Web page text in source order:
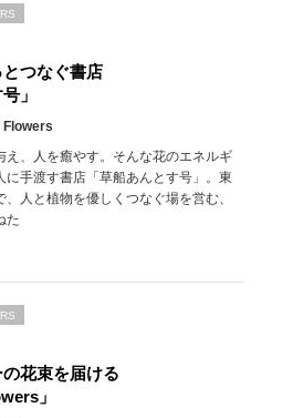
つなぐ書店
」
Flowers
え、人を癒やす。そんな花のエネルギ
に手渡す書店「草船あんとす号」。東
人と植物を優しくつなぐ場を営む、
た
花束を届ける
」